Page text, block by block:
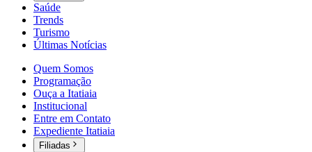
Saúde
Trends
Turismo
Últimas Notícias
Quem Somos
Programação
Ouça a Itatiaia
Institucional
Entre em Contato
Expediente Itatiaia
Filiadas